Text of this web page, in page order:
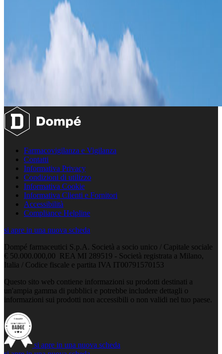
Farmacovigilanza e Vigilanza
Contatti
Informativa Privacy
Condizioni di utilizzo
Informativa Cookie
Informativa Clienti e Fornitori
Accessibilità
Compliance Helpline
si apre in una nuova scheda
Dompé farmaceutici S.p.A. Società a socio unico / Capitale sociale
€ 50.000.000,00 REA MI 289519 - Società registrata a Milano,
Italia / Codice fiscale e partita IVA IT00791570153
Questo sito web contiene informazioni su prodotti destinati a
un'ampia gamma di pubblici e potrebbe includere dettagli o
informazioni sui prodotti non accessibili o non validi nel tuo paese.
si apre in una nuova scheda